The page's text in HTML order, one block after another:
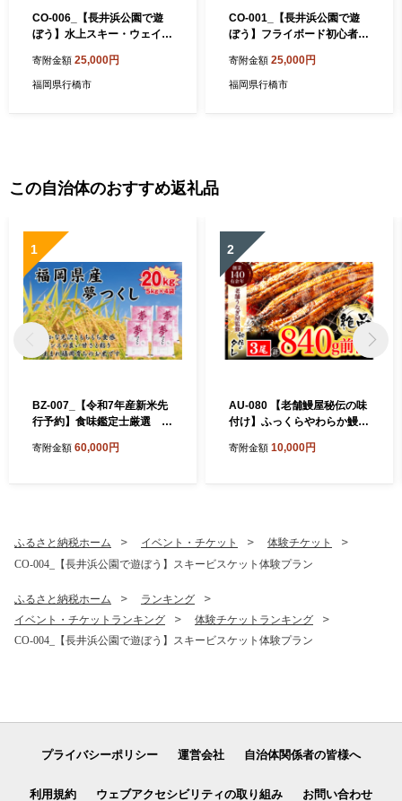
CO-006_【長井浜公園で遊
ぼう】水上スキー・ウェイク
寄附金額 25,000円
福岡県行橋市
CO-001_【長井浜公園で遊
ぼう】フライボード初心者体
寄附金額 25,000円
福岡県行橋市
この自治体のおすすめ返礼品
1
BZ-007_【令和7年産新米先
行予約】食味鑑定士厳選
×4)
寄附金額 60,000円
2
AU-080 【老舗鰻屋秘伝の味
付け】ふっくらやわらか鰻の
寄附金額 10,000円
ふるさと納税ホーム イベント・チケット
体験チケット
CO-004_【長井浜公園で遊ぼう】スキービスケット体験プラン
ふるさと納税ホーム
ランキング
イベント・チケットランキング
体験チケットランキング
CO-004_【長井浜公園で遊ぼう】スキービスケット体験プラン
プライバシーポリシー 運営会社 自治体関係者の皆様へ
利用規約 ウェブアクセシビリティの取り組み お問い合わせ